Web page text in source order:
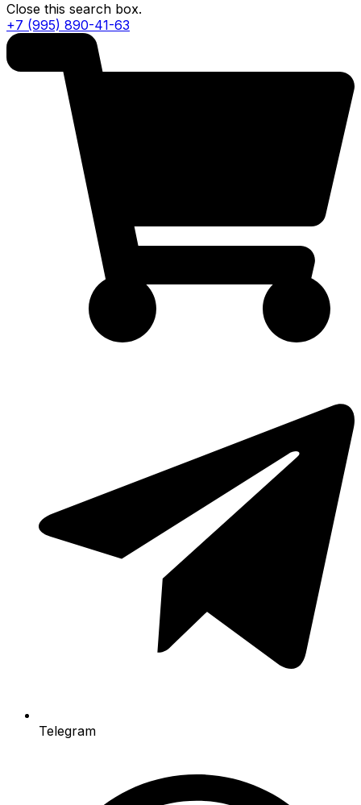
Close this search box.
+7 (995) 890-41-63
Telegram